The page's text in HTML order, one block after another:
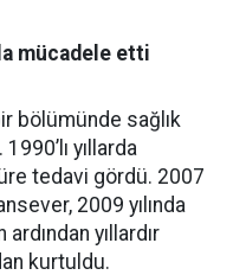
mücadele etti
bölümünde sağlık
yıllarda
tedavi gördü. 2007
2009 yılında
yıllardır
kurtuldu.